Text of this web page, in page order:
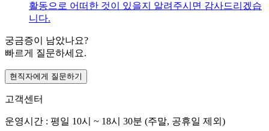
활동으로 어떠한 것이 있을지 알려주시면 감사드리겠습
니다.
궁금증이 남았나요?
빠르게 질문하세요.
현직자에게 질문하기
고객센터
운영시간 : 평일 10시 ~ 18시 30분 (주말, 공휴일 제외)